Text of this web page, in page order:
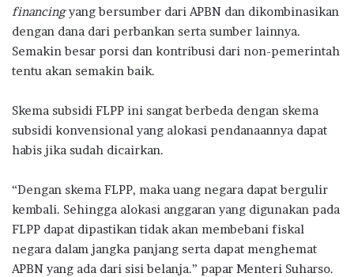
financingyang bersumber dari APBN dan dikombinasikan
dengan dana dari perbankan serta sumber lainnya.
Semakin besar porsi dan kontribusi dari non-pemerintah
tentu akan semakin baik.
Skema subsidi FLPP ini sangat berbeda dengan skema
subsidi konvensional yang alokasi pendanaannya dapat
habis jika sudah dicairkan.
“Dengan skema FLPP, maka uang negara dapat bergulir
kembali. Sehingga alokasi anggaran yang digunakan pada
FLPP dapat dipastikan tidak akan membebani fiskal
negara dalam jangka panjang serta dapat menghemat
APBN yang ada dari sisi belanja.” papar Menteri Suharso.